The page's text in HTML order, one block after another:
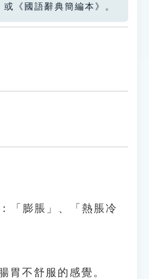
或《國語辭典簡編本》。
「膨脹」、「熱脹冷
胃不舒服的感覺。